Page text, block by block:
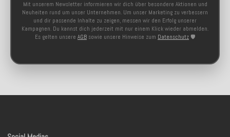
Mit unserem Newsletter informieren wir dich über besondere Aktionen und
Neuheiten rund um unser Unternehmen. Um unser Marketing zu verbessern
und dir passende Inhalte zu zeigen, messen wir den Erfolg unserer
Kampagnen. Du kannst dich jederzeit mit nur einem Klick wieder abmelden.
Es gelten unsere AGB sowie unsere Hinweise zum Datenschutz 🛡️